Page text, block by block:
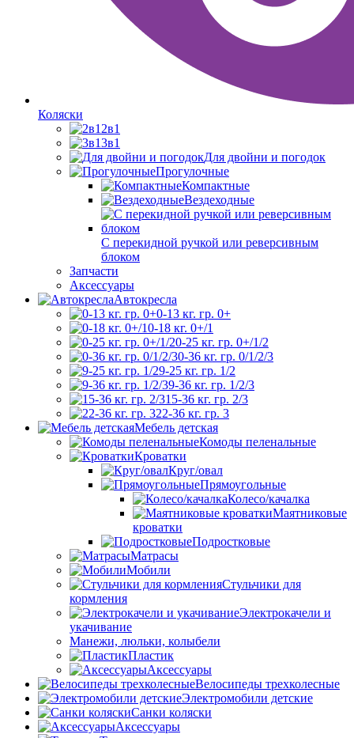
Коляски
2в1
3в1
Для двойни и погодок
Прогулочные
Компактные
Вездеходные
С перекидной ручкой или реверсивным
блоком
Запчасти
Аксессуары
Автокресла
0-13 кг. гр. 0+
0-18 кг. 0+/1
0-25 кг. гр. 0+/1/2
0-36 кг. гр. 0/1/2/3
9-25 кг. гр. 1/2
9-36 кг. гр. 1/2/3
15-36 кг. гр. 2/3
22-36 кг. гр. 3
Мебель детская
Комоды пеленальные
Кроватки
Круг/овал
Прямоугольные
Колесо/качалка
Маятниковые
кроватки
Подростковые
Матрасы
Мобили
Стульчики для
кормления
Электрокачели и
укачивание
Манежи, люльки, колыбели
Пластик
Аксессуары
Велосипеды трехколесные
Электромобили детские
Санки коляски
Аксессуары